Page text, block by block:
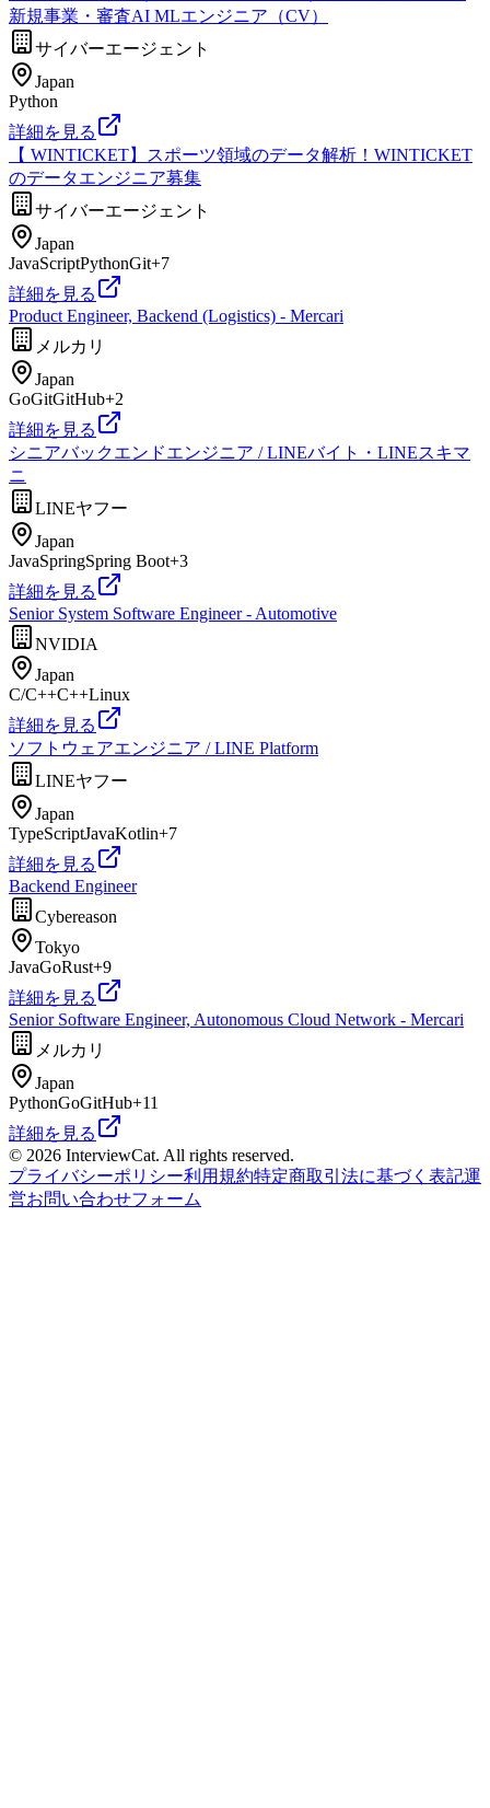
新規事業・審査AI MLエンジニア（CV）
サイバーエージェント
Japan
Python
詳細を見る
【 WINTICKET】スポーツ領域のデータ解析！WINTICKET
のデータエンジニア募集
サイバーエージェント
Japan
JavaScriptPythonGit+7
詳細を見る
Product Engineer, Backend (Logistics) - Mercari
メルカリ
Japan
GoGitGitHub+2
詳細を見る
シニアバックエンドエンジニア / LINEバイト・LINEスキマ
ニ
LINEヤフー
Japan
JavaSpringSpring Boot+3
詳細を見る
Senior System Software Engineer - Automotive
NVIDIA
Japan
C/C++C++Linux
詳細を見る
ソフトウェアエンジニア / LINE Platform
LINEヤフー
Japan
TypeScriptJavaKotlin+7
詳細を見る
Backend Engineer
Cybereason
Tokyo
JavaGoRust+9
詳細を見る
Senior Software Engineer, Autonomous Cloud Network - Mercari
メルカリ
Japan
PythonGoGitHub+11
詳細を見る
© 2026 InterviewCat. All rights reserved.
プライバシーポリシー利用規約特定商取引法に基づく表記運
営お問い合わせフォーム